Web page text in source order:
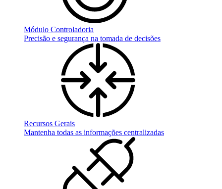
Módulo Controladoria
Precisão e segurança na tomada de decisões
Recursos Gerais
Mantenha todas as informações centralizadas